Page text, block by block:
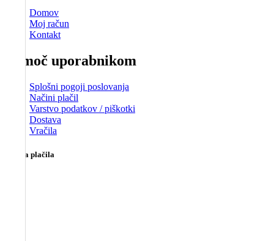
Domov
Moj račun
Kontakt
Pomoč uporabnikom
Splošni pogoji poslovanja
Načini plačil
Varstvo podatkov / piškotki
Dostava
Vračila
Možna plačila